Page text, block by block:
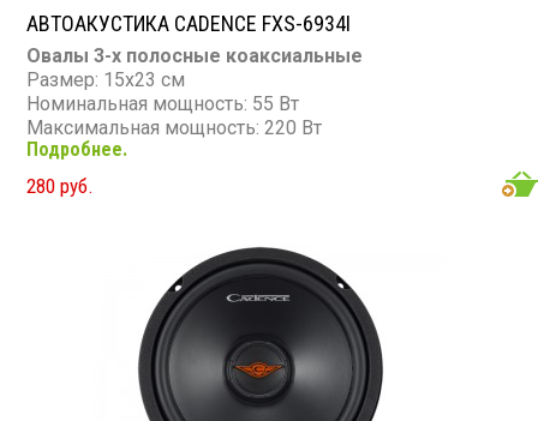
АВТОАКУСТИКА CADENCE FXS-6934I
Овалы 3-х полосные коаксиальные
Размер: 15х23 см
Номинальная мощность: 55 Вт
Максимальная мощность: 220 Вт
Диапазон частот: 35 - 22 000 Гц
Чувствительность: 92 дБ
Сопротивление: 4 Ом
Подробнее.
280 руб.